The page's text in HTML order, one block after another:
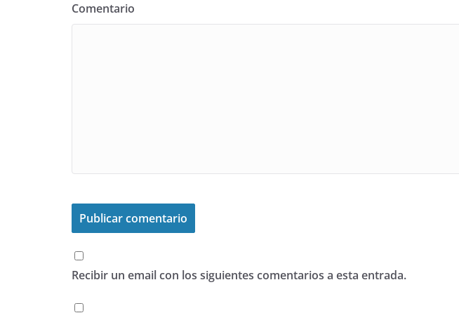
Comentario
Recibir un email con los siguientes comentarios a esta entrada.